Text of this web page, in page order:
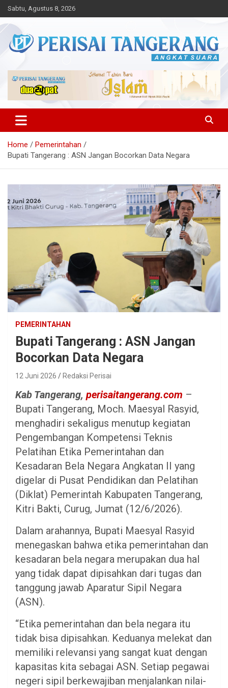
Skip
to
content
Sabtu, Agustus 8, 2026
Perisai Tangerang – Angkat
Suara
Home
Pemerintahan
Bupati Tangerang : ASN Jangan Bocorkan Data Negara
PEMERINTAHAN
Bupati Tangerang : ASN Jangan
Bocorkan Data Negara
12 Juni 2026 Redaksi Perisai
Kab Tangerang, perisaitangerang.com –
Bupati Tangerang, Moch. Maesyal Rasyid,
menghadiri sekaligus menutup kegiatan
Pengembangan Kompetensi Teknis
Pelatihan Etika Pemerintahan dan
Kesadaran Bela Negara Angkatan II yang
digelar di Pusat Pendidikan dan Pelatihan
(Diklat) Pemerintah Kabupaten Tangerang,
Kitri Bakti, Curug, Jumat (12/6/2026).
Dalam arahannya, Bupati Maesyal Rasyid
menegaskan bahwa etika pemerintahan dan
kesadaran bela negara merupakan dua hal
yang tidak dapat dipisahkan dari tugas dan
tanggung jawab Aparatur Sipil Negara
(ASN).
“Etika pemerintahan dan bela negara itu
tidak bisa dipisahkan. Keduanya melekat dan
memiliki relevansi yang sangat kuat dengan
kapasitas kita sebagai ASN. Setiap pegawai
negeri sipil berkewajiban menjalankan nilai-